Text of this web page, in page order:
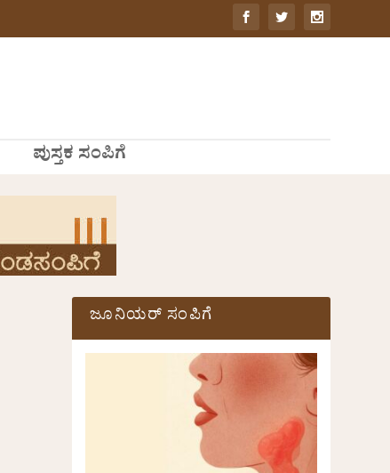
ಪುಸ್ತಕ ಸಂಪಿಗೆ
ಜೂನಿಯರ್ ಸಂಪಿಗೆ